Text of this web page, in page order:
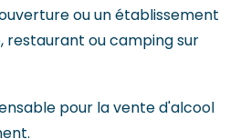
ou un établissement
restaurant ou camping sur
pour la vente d'alcool